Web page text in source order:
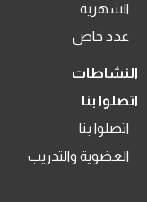
الشهرية
عدد خاص
النشاطات
اتصلوا بنا
اتصلوا بنا
العضوية والتدريب